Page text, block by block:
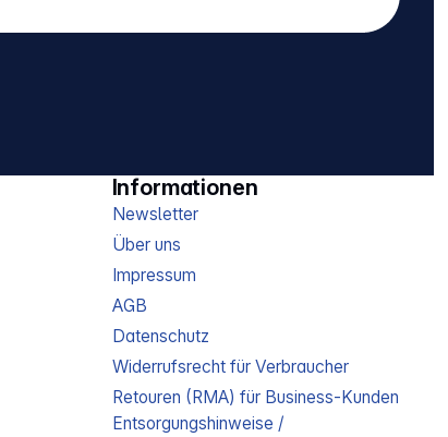
Informationen
Newsletter
Über uns
Impressum
AGB
Datenschutz
Widerrufsrecht für Verbraucher
Retouren (RMA) für Business-Kunden
Entsorgungshinweise /